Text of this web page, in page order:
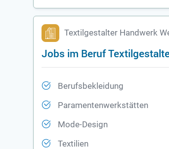
Textilgestalter Handwerk
Jobs im Beruf
Berufsbekleidung
Paramentenwerkstätten
Mode-Design
Textilien